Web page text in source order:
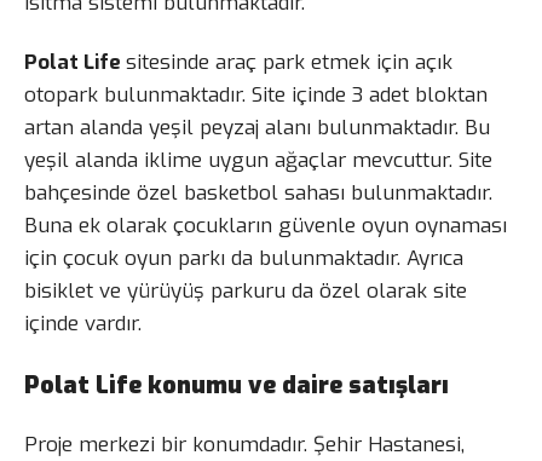
Polat Life sitesinde araç park etmek için açık
otopark bulunmaktadır. Site içinde 3 adet bloktan
artan alanda yeşil peyzaj alanı bulunmaktadır. Bu
yeşil alanda iklime uygun ağaçlar mevcuttur. Site
bahçesinde özel basketbol sahası bulunmaktadır.
Buna ek olarak çocukların güvenle oyun oynaması
için çocuk oyun parkı da bulunmaktadır. Ayrıca
bisiklet ve yürüyüş parkuru da özel olarak site
içinde vardır.
Polat Life konumu ve daire satışları
Proje merkezi bir konumdadır. Şehir Hastanesi,